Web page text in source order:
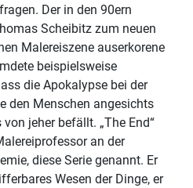
Der in den 90ern
Scheibitz zum neuen
Malereiszene auserkorene
beispielsweise
die Apokalypse bei der
den Menschen angesichts
jeher befällt. „The End“
an der
diese Serie genannt. Er
Wesen der Dinge, er